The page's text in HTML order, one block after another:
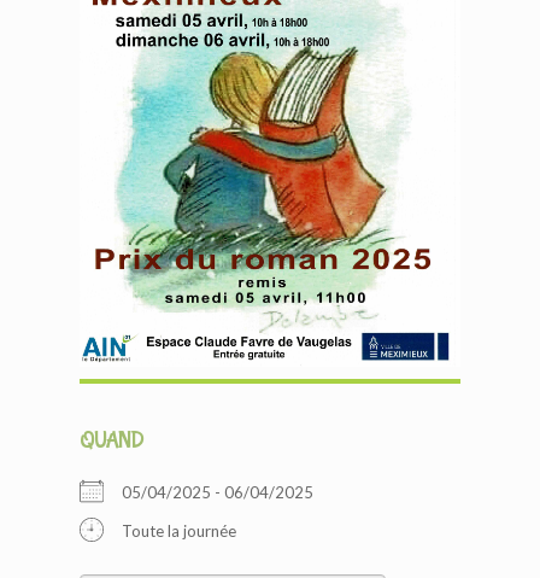
QUAND
05/04/2025 - 06/04/2025
Toute la journée